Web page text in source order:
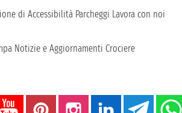
di Accessibilità Parcheggi Lavora con noi
Notizie e Aggiornamenti Crociere